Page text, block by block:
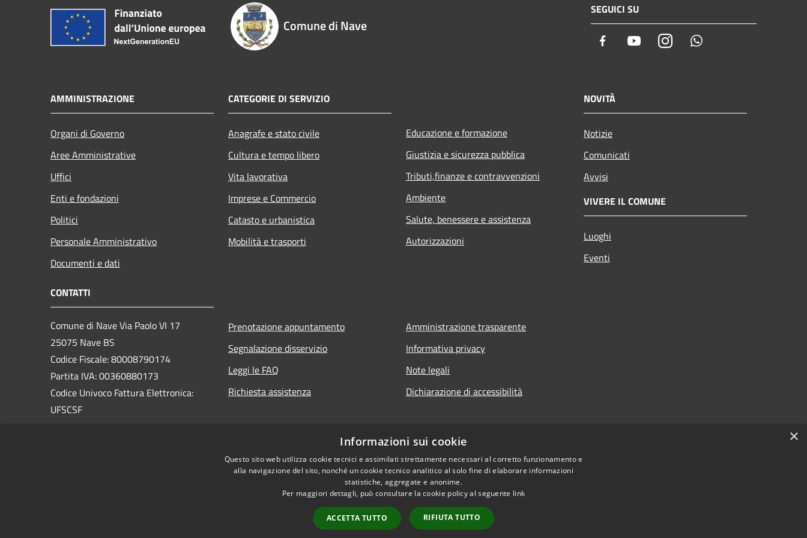
Comune di Nave
SEGUICI SU
Facebook YoutubeInstagram
AMMINISTRAZIONE
Organi di Governo
Aree Amministrative
Uffici
Enti e fondazioni
Politici
Personale Amministrativo
Documenti e dati
CATEGORIE DI SERVIZIO
Anagrafe e stato civile
Cultura e tempo libero
Vita lavorativa
Imprese e Commercio
Catasto e urbanistica
Mobilità e trasporti
Educazione e formazione
Giustizia e sicurezza pubblica
Tributi,finanze e contravvenzioni
Ambiente
Salute, benessere e assistenza
Autorizzazioni
NOVITÀ
Notizie
Comunicati
Avvisi
VIVERE IL COMUNE
Luoghi
Eventi
CONTATTI
Comune di Nave Via Paolo VI 17
25075 Nave BS
Codice Fiscale: 80008790174
Partita IVA: 00360880173
Codice Univoco Fattura Elettronica:
UFSCSF
Prenotazione appuntamento
Segnalazione disservizio
Leggi le FAQ
Richiesta assistenza
Amministrazione trasparente
Informativa privacy
Note legali
Dichiarazione di accessibilità
×
Informazioni sui cookie
Questo sito web utilizza cookie tecnici e assimilati strettamente necessari al corretto funzionamento e
alla navigazione del sito, nonché un cookie tecnico analitico al solo fine di elaborare informazioni
statistiche, aggregate e anonime.
Per maggiori dettagli, può consultare la cookie policy al seguente link
ACCETTA TUTTO RIFIUTA TUTTO